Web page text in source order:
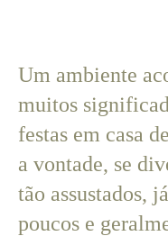
Um ambiente
muitos
festas em casa
a vontade, se
tão assustados,
poucos e